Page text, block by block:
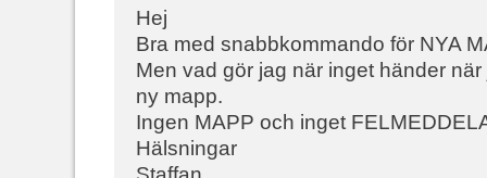
Hej
Bra med snabbkommando för NYA
Men vad gör jag när inget händer
ny mapp.
Ingen MAPP och inget
Hälsningar